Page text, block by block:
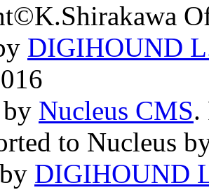
DIGIHOUND
Nucleus CMS.
to Nucleus
DIGIHOUND